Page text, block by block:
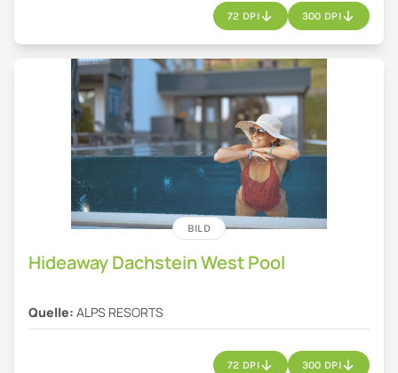
72 DPI 300 DPI
BILD
Hideaway Dachstein West Pool
Quelle: ALPS RESORTS
72 DPI 300 DPI